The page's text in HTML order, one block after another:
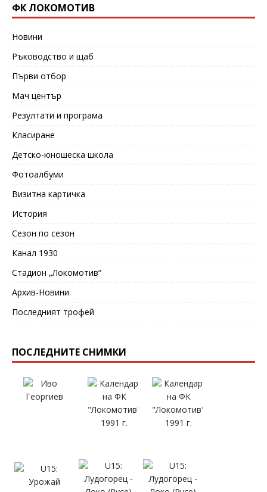
ФК ЛОКОМОТИВ
Новини
Ръководство и щаб
Първи отбор
Мач център
Резултати и програма
Класиране
Детско-юношеска школа
Фотоалбуми
Визитна картичка
История
Сезон по сезон
Канал 1930
Стадион „Локомотив“
Архив-Новини
Последният трофей
ПОСЛЕДНИТЕ СНИМКИ